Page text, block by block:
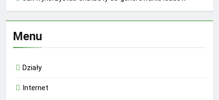
Menu
Działy
Internet